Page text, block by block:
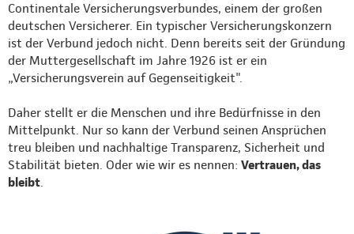
Continentale Versicherungsverbundes, einem der großen
deutschen Versicherer. Ein typischer Versicherungskonzern
ist der Verbund jedoch nicht. Denn bereits seit der Gründung
der Muttergesellschaft im Jahre 1926 ist er ein
„Versicherungsverein auf Gegenseitigkeit".
Daher stellt er die Menschen und ihre Bedürfnisse in den
Mittelpunkt. Nur so kann der Verbund seinen Ansprüchen
treu bleiben und nachhaltige Transparenz, Sicherheit und
Stabilität bieten. Oder wie wir es nennen: Vertrauen, das
bleibt.